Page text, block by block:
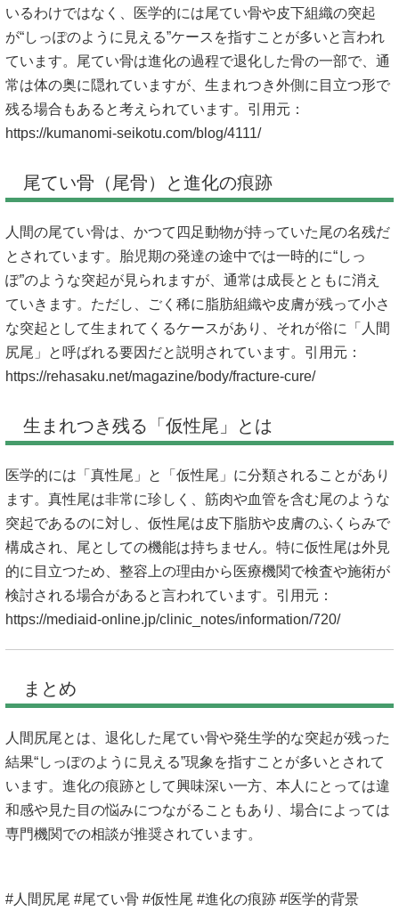
いるわけではなく、医学的には尾てい骨や皮下組織の突起
が“しっぽのように見える”ケースを指すことが多いと言われ
ています。尾てい骨は進化の過程で退化した骨の一部で、通
常は体の奥に隠れていますが、生まれつき外側に目立つ形で
残る場合もあると考えられています。引用元：
https://kumanomi-seikotu.com/blog/4111/
尾てい骨（尾骨）と進化の痕跡
人間の尾てい骨は、かつて四足動物が持っていた尾の名残だ
とされています。胎児期の発達の途中では一時的に“しっ
ぽ”のような突起が見られますが、通常は成長とともに消え
ていきます。ただし、ごく稀に脂肪組織や皮膚が残って小さ
な突起として生まれてくるケースがあり、それが俗に「人間
尻尾」と呼ばれる要因だと説明されています。引用元：
https://rehasaku.net/magazine/body/fracture-cure/
生まれつき残る「仮性尾」とは
医学的には「真性尾」と「仮性尾」に分類されることがあり
ます。真性尾は非常に珍しく、筋肉や血管を含む尾のような
突起であるのに対し、仮性尾は皮下脂肪や皮膚のふくらみで
構成され、尾としての機能は持ちません。特に仮性尾は外見
的に目立つため、整容上の理由から医療機関で検査や施術が
検討される場合があると言われています。引用元：
https://mediaid-online.jp/clinic_notes/information/720/
まとめ
人間尻尾とは、退化した尾てい骨や発生学的な突起が残った
結果“しっぽのように見える”現象を指すことが多いとされて
います。進化の痕跡として興味深い一方、本人にとっては違
和感や見た目の悩みにつながることもあり、場合によっては
専門機関での相談が推奨されています。
#人間尻尾 #尾てい骨 #仮性尾 #進化の痕跡 #医学的背景